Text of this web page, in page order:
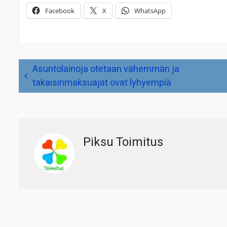
Facebook X WhatsApp
Artikkelien
selausAsuntolainoja otetaan vähemmän ja
takaisinmaksuajat ovat lyhyempiä
Piksu Toimitus